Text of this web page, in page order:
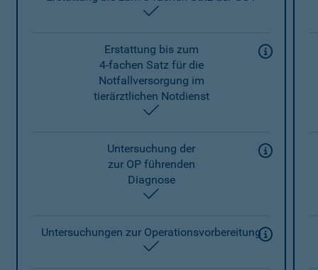
Erstattung bis zum
4-fachen Satz für die
Notfallversorgung im
tierärztlichen Notdienst
Untersuchung der
zur OP führenden
Diagnose
Untersuchungen zur Operationsvorbereitung